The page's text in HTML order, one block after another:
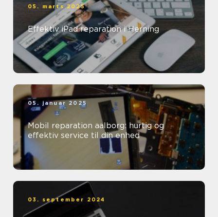
05. marts 2025
Effektiv iPad reparation i Herning
05. januar 2025
Mobil reparation aalborg: hurtig og
effektiv service til din enhed
03. september 2024